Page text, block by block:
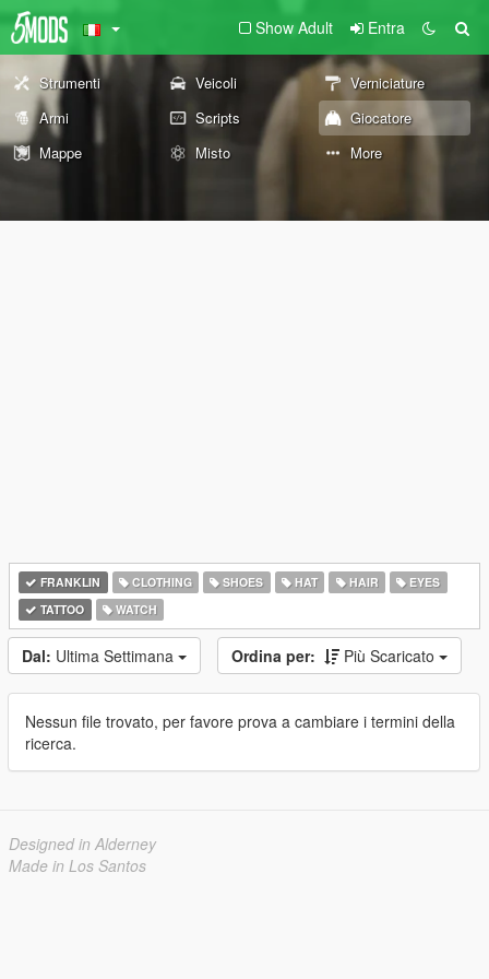
Show Adult Entra
Strumenti Veicoli
Verniciature
Armi
Scripts
Giocatore
Mappe
Misto More
FRANKLIN CLOTHING SHOES HAT HAIR
EYES
TATTOO
WATCH
Dal: Ultima Settimana Ordina per: Più Scaricato
Nessun file trovato, per favore prova a cambiare i termini della
ricerca.
Designed in Alderney
Made in Los Santos